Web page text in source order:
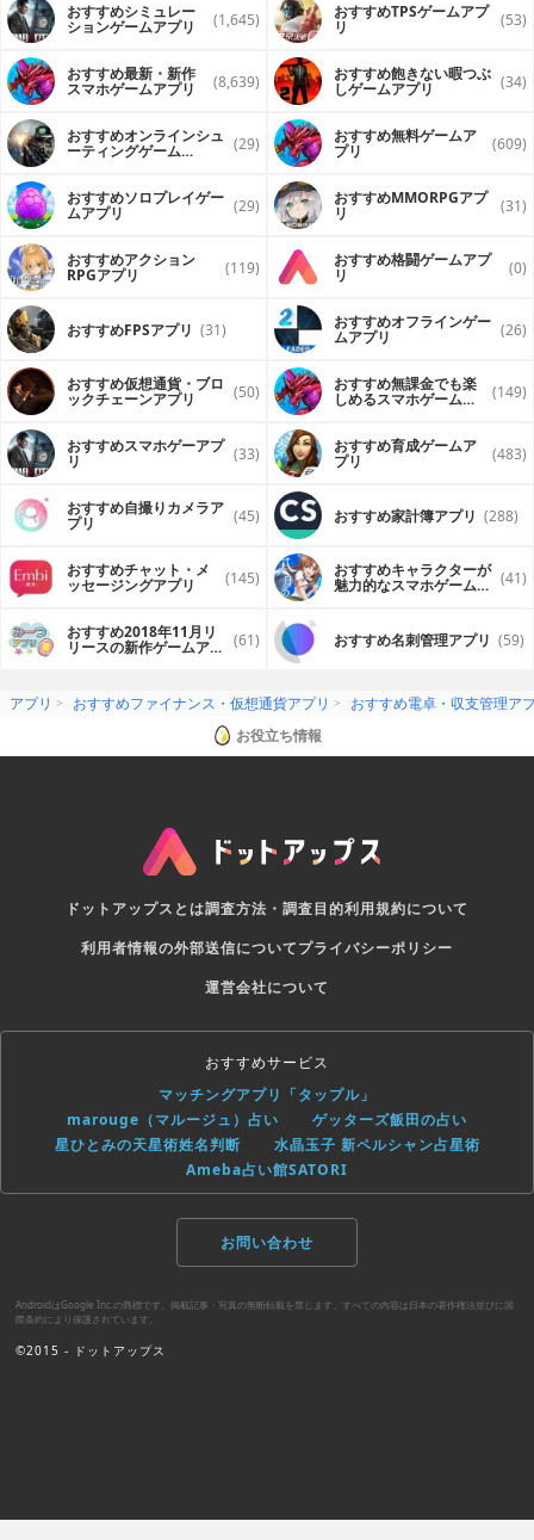
おすすめシミュレー
ションゲームアプリ (1,645) おすすめTPSゲームアプ
リ (53)
おすすめ最新・新作
スマホゲームアプリ (8,639) おすすめ飽きない暇つぶ
しゲームアプリ (34)
おすすめオンラインシュ
ーティングゲーム (29) おすすめ無料ゲームア
プリ (609)
おすすめソロプレイゲー
ムアプリ (29) おすすめ MMORPGアプ
リ (31)
おすすめアクション
RPGアプリ (119) おすすめ格闘ゲームアプ
リ (0)
おすすめFPSアプリ (31) おすすめオフラインゲー
ムアプリ (26)
おすすめ仮想通貨・ブロ
ックチェーンアプリ (50) おすすめ無課金でも楽
しめるスマホゲームア (149)
おすすめスマホゲーアプ
リ (33) おすすめ育成ゲームア
プリ (483)
おすすめ自撮りカメラア
プリ (45) おすすめ家計簿アプリ (288)
おすすめチャット・メ
ッセージングアプリ (145) おすすめキャラクターが
魅力的なスマホゲームア (41)
おすすめ2018年11月リ
リースの新作ゲームアプ (61) おすすめ名刺管理アプリ (59)
アプリ おすすめファイナンス・仮想通貨アプリ
おすすめ電卓・収支管理ア
お役立ち情報
ドットアップスとは調査方法・調査目的利用規約について
利用者情報の外部送信についてプライバシーポリシー
運営会社について
おすすめサービス
マッチングアプリ「タップル」
marouge（マルージュ）占い
ゲッターズ飯田の占い
星ひとみの天星術姓名判断
水晶玉子 新ペルシャン占星術
Ameba占い館SATORI
お問い合わせ
AndroidはGoogle Inc.の商標です。掲載記事・写真の無断転載を禁じます。すべての内容は日本の著作権法並びに国
際条約により保護されています。
©2015 - ドットアップス